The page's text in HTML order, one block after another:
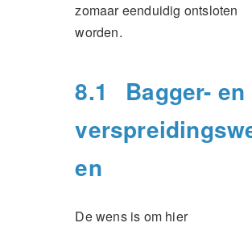
zomaar eenduidig ontsloten
worden.
8.1
Bagger- en
en
De wens is om hier